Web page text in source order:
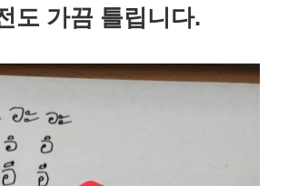
도 가끔 틀립니다.